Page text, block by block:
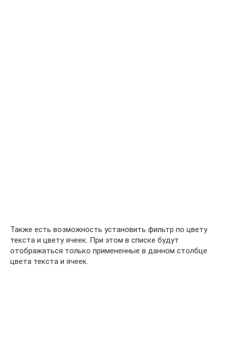
Также есть возможность установить фильтр по цвету
текста и цвету ячеек. При этом в списке будут
отображаться только примененные в данном столбце
цвета текста и ячеек.